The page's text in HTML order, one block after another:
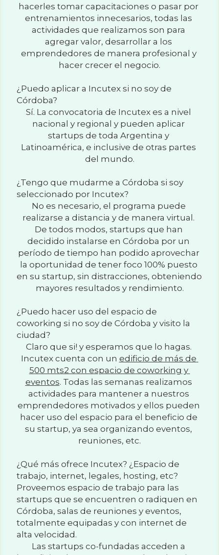
hacerles tomar capacitaciones o pasar por
entrenamientos innecesarios, todas las
actividades que realizamos son para
agregar valor, desarrollar a los
emprendedores de manera profesional y
hacer crecer el negocio.
¿Puedo aplicar a Incutex si no soy de
Córdoba?
Sí. La convocatoria de Incutex es a nivel
nacional y regional y pueden aplicar
startups de toda Argentina y
Latinoamérica, e inclusive de otras partes
del mundo.
¿Tengo que mudarme a Córdoba si soy
seleccionado por Incutex?
No es necesario, el programa puede
realizarse a distancia y de manera virtual.
De todos modos, startups que han
decidido instalarse en Córdoba por un
período de tiempo han podido aprovechar
la oportunidad de tener foco 100% puesto
en su startup, sin distracciones, obteniendo
mayores resultados y rendimiento.
¿Puedo hacer uso del espacio de
coworking si no soy de Córdoba y visito la
ciudad?
Claro que si! y esperamos que lo hagas.
Incutex cuenta con un edificio de más de
500 mts2 con espacio de coworking y
eventos. Todas las semanas realizamos
actividades para mantener a nuestros
emprendedores motivados y ellos pueden
hacer uso del espacio para el beneficio de
su startup, ya sea organizando eventos,
reuniones, etc.
¿Qué más ofrece Incutex? ¿Espacio de
trabajo, internet, legales, hosting, etc?
Proveemos espacio de trabajo para las
startups que se encuentren o radiquen en
Córdoba, salas de reuniones y eventos,
totalmente equipadas y con internet de
alta velocidad.